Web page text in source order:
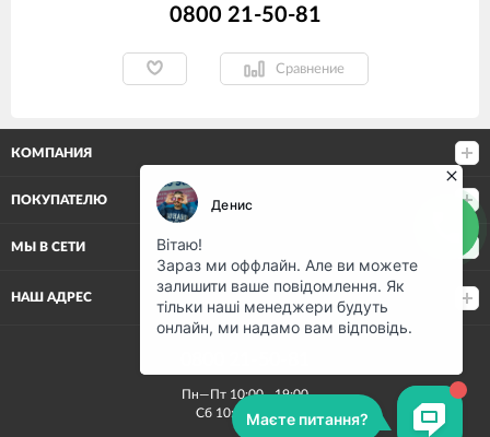
0800 21-50-81
Сравнение
КОМПАНИЯ
ПОКУПАТЕЛЮ
МЫ В СЕТИ
НАШ АДРЕС
Пн—Пт 10:00—19:00
Сб 10:00—15:00